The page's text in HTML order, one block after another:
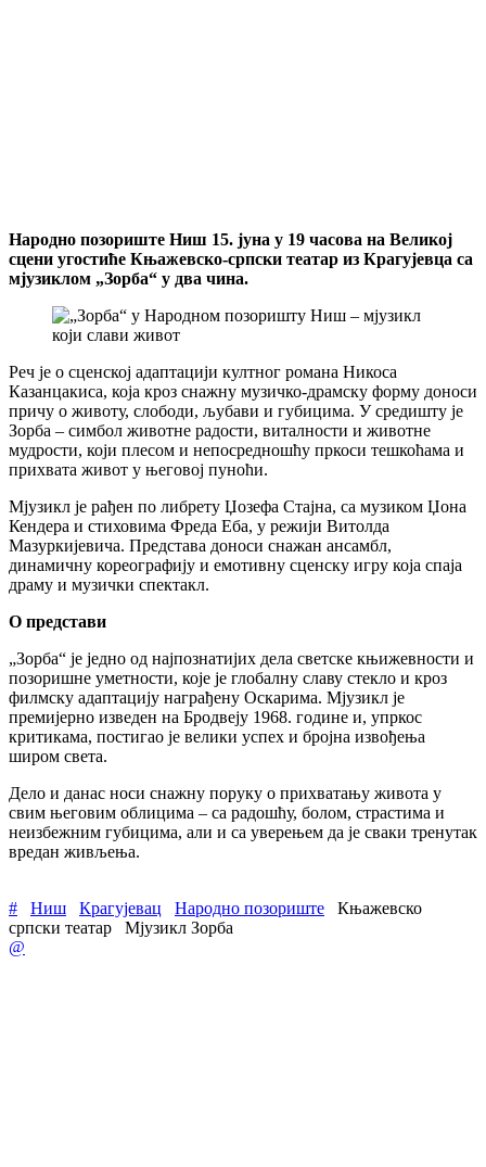
Народно позориште Ниш 15. јуна у 19 часова на Великој
сцени угостиће Књажевско-српски театар из Крагујевца са
мјузиклом „Зорба“ у два чина.
Реч је о сценској адаптацији култног романа Никоса
Казанцакиса, која кроз снажну музичко-драмску форму доноси
причу о животу, слободи, љубави и губицима. У средишту је
Зорба – симбол животне радости, виталности и животне
мудрости, који плесом и непосредношћу пркоси тешкоћама и
прихвата живот у његовој пуноћи.
Мјузикл је рађен по либрету Џозефа Стајна, са музиком Џона
Кендера и стиховима Фреда Еба, у режији Витолда
Мазуркијевича. Представа доноси снажан ансамбл,
динамичну кореографију и емотивну сценску игру која спаја
драму и музички спектакл.
О представи
„Зорба“ је једно од најпознатијих дела светске књижевности и
позоришне уметности, које је глобалну славу стекло и кроз
филмску адаптацију награђену Оскарима. Мјузикл је
премијерно изведен на Бродвеју 1968. године и, упркос
критикама, постигао је велики успех и бројна извођења
широм света.
Дело и данас носи снажну поруку о прихватању живота у
свим његовим облицима – са радошћу, болом, страстима и
неизбежним губицима, али и са уверењем да је сваки тренутак
вредан живљења.
# Ниш Крагујевац Народно позориште
Књажевско
српски театар
Мјузикл Зорба
@